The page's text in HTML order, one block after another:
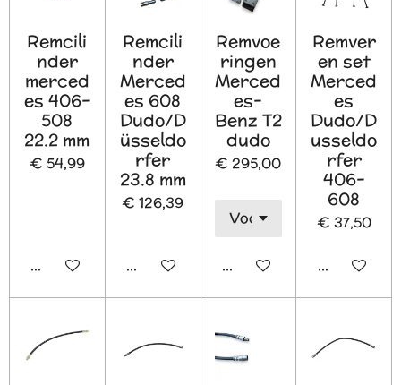
Remcili
nder
merced
es 406-
508
22.2 mm
€ 54,99
In winkelwagen
Remcili
nder
Merced
es 608
Dudo/D
üsseldo
rfer
23.8 mm
€ 126,39
In winkelwagen
Remvoe
ringen
Merced
es-
Benz T2
dudo
€ 295,00
Houd mij op de hoogte
Remver
en set
Merced
es
Dudo/D
usseldo
rfer
406-
608
€ 37,50
In